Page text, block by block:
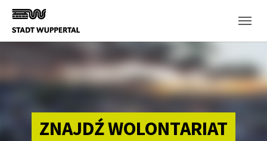
Skip to main content
ZNAJDŹ WOLONTARIAT